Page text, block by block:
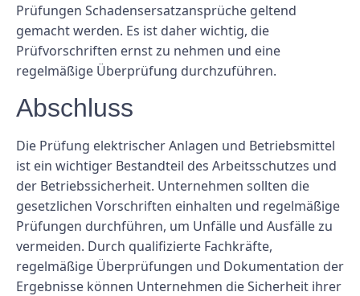
Prüfungen Schadensersatzansprüche geltend
gemacht werden. Es ist daher wichtig, die
Prüfvorschriften ernst zu nehmen und eine
regelmäßige Überprüfung durchzuführen.
Abschluss
Die Prüfung elektrischer Anlagen und Betriebsmittel
ist ein wichtiger Bestandteil des Arbeitsschutzes und
der Betriebssicherheit. Unternehmen sollten die
gesetzlichen Vorschriften einhalten und regelmäßige
Prüfungen durchführen, um Unfälle und Ausfälle zu
vermeiden. Durch qualifizierte Fachkräfte,
regelmäßige Überprüfungen und Dokumentation der
Ergebnisse können Unternehmen die Sicherheit ihrer